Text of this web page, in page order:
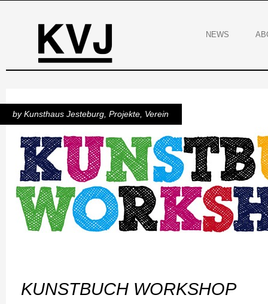
NEWS
by Kunsthaus Jesteburg Projekte Verein
KUNSTBUCH WORKSHOP